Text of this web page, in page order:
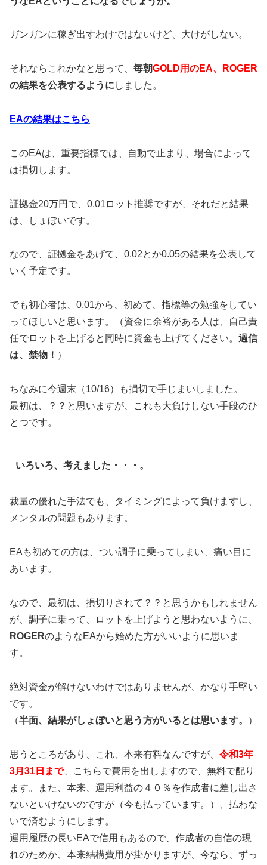
ガンガンに稼ぎ出すわけではないけど、大けがしない。
それならこれかなと思って、 毎朝GOLD用のEA、ROGER
の結果を公表するように しました。
EAの結果はこちら
このEAは、重要指標では、自動で止まり、場合によって
は損切します。
証拠金20万円で、0.01ロット推奨ですが、それだと結果
は、しょぼいです。
なので、証拠金をあげて、0.02とか0.05の結果を公表して
いく予定です。
でも初心者は、0.01から、初めて、指標等の勉強をしてい
ってほしいと思います。（資金に余裕がある人は、自己責
任でロットを上げると同時に資金も上げてください。 過信
は、禁物！ ）
ちなみに今週末（10/16）も損切で手じまいしました。
最初は、？？と思いますが、これも大負けしない手段のひ
とつです。
いろいろ、考えました・・・。
裁量の優れた手法でも、タイミングによって負けますし、
メンタルの問題もあります。
EAも初めての方は、つい調子に乗ってしまい、痛い目に
あいます。
なので、最初は、損切りされて？？と思うかもしれません
が、調子に乗って、ロットを上げようと思わないように、
ROGERのようなEAから始めた方がいいように思いま
す。
絶対資金が解けないわけではありませんが、かなり手堅い
です。
（半面、結果がしょぼいと思う方がいるとは思います。 ）
思うところがあり、これ、本来有料なんですが、 令和3年
3月31日まで、こちらで費用を出しますので、無料で配り
ます。また、本来、運用利益の４０％を作成者に差し出さ
ないといけないのですが（今も払っています。）、払わな
いで済むようにします。
運用履歴の長いEAで信用もあるので、作成者の自信の現
れのためか、本来結構費用が掛かりますが、今なら、ずっ